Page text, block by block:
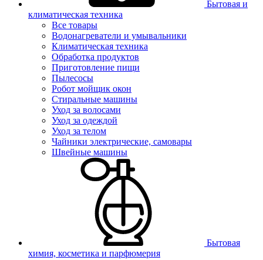
Бытовая и
климатическая техника
Все товары
Водонагреватели и умывальники
Климатическая техника
Обработка продуктов
Приготовление пищи
Пылесосы
Робот мойщик окон
Стиральные машины
Уход за волосами
Уход за одеждой
Уход за телом
Чайники электрические, самовары
Швейные машины
Бытовая
химия, косметика и парфюмерия